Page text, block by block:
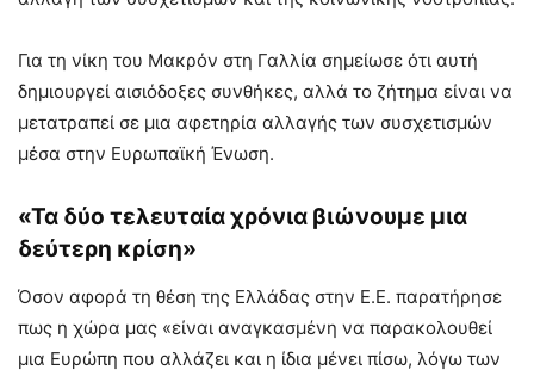
Για τη νίκη του Μακρόν στη Γαλλία σημείωσε ότι αυτή
δημιουργεί αισιόδοξες συνθήκες, αλλά το ζήτημα είναι να
μετατραπεί σε μια αφετηρία αλλαγής των συσχετισμών
μέσα στην Ευρωπαϊκή Ένωση.
«Τα δύο τελευταία χρόνια βιώνουμε μια
δεύτερη κρίση»
Όσον αφορά τη θέση της Ελλάδας στην Ε.Ε. παρατήρησε
πως η χώρα μας «είναι αναγκασμένη να παρακολουθεί
μια Ευρώπη που αλλάζει και η ίδια μένει πίσω, λόγω των